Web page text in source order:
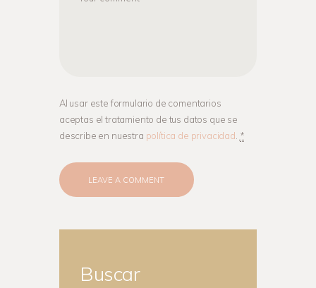
Al usar este formulario de comentarios
aceptas el tratamiento de tus datos que se
describe en nuestra política de privacidad. *
Buscar